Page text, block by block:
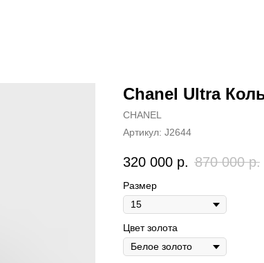
Chanel Ultra
CHANEL
Артикул: J2644
320 000 р. 870 000 р.
Размер
Цвет золота